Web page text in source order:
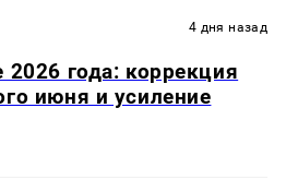
4 дня назад
года: коррекция
июня и усиление